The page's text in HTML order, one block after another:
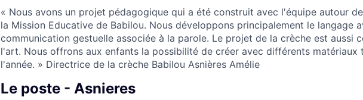
« Nous avons un projet pédagogique qui a été construit avec l'équipe autour
la Mission Educative de Babilou. Nous développons principalement le langage
communication gestuelle associée à la parole. Le projet de la crèche est aussi
l'art. Nous offrons aux enfants la possibilité de créer avec différents matériaux
l'année. » Directrice de la crèche Babilou Asnières Amélie
Le poste - Asnieres